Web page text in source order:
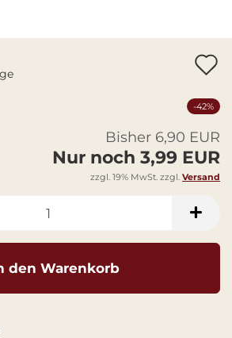
-42%
Bisher 6,90 EUR
Nur noch 3,99 EUR
zzgl. 19% MwSt. zzgl. Versand
den Warenkorb